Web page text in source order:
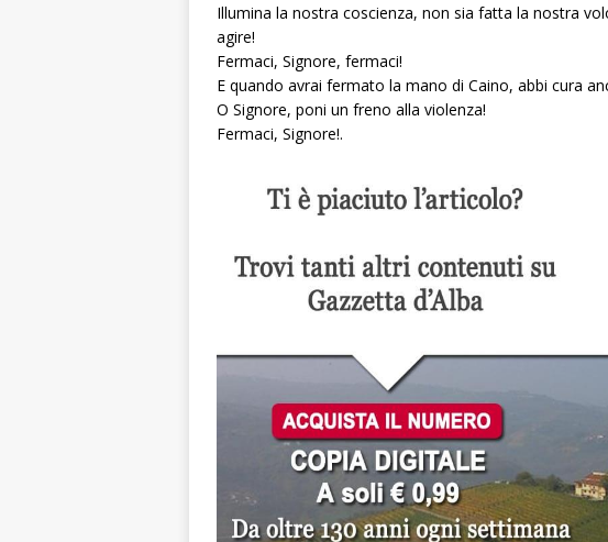
Illumina la nostra coscienza, non sia fatta la nostra
agire!
Fermaci, Signore, fermaci!
E quando avrai fermato la mano di Caino, abbi cura
O Signore, poni un freno alla violenza!
Fermaci, Signore!.